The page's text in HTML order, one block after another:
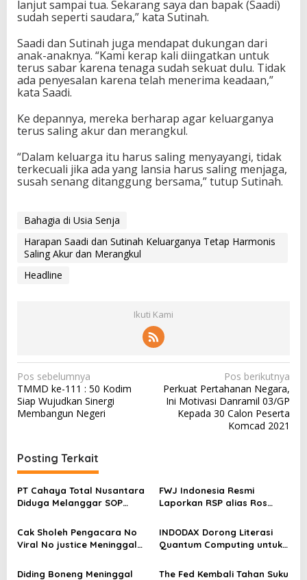
lanjut sampai tua. Sekarang saya dan bapak (Saadi)
sudah seperti saudara,” kata Sutinah.
Saadi dan Sutinah juga mendapat dukungan dari
anak-anaknya. “Kami kerap kali diingatkan untuk
terus sabar karena tenaga sudah sekuat dulu. Tidak
ada penyesalan karena telah menerima keadaan,”
kata Saadi.
Ke depannya, mereka berharap agar keluarganya
terus saling akur dan merangkul.
“Dalam keluarga itu harus saling menyayangi, tidak
terkecuali jika ada yang lansia harus saling menjaga,
susah senang ditanggung bersama,” tutup Sutinah.
Bahagia di Usia Senja
Harapan Saadi dan Sutinah Keluarganya Tetap Harmonis
Saling Akur dan Merangkul
Headline
Ikuti Kami
N
a
v
g
a
s
i
p
o
s
Pos sebelumnya
TMMD ke-111 : 50 Kodim
Siap Wujudkan Sinergi
Membangun Negeri
Pos berikutnya
Perkuat Pertahanan Negara,
Ini Motivasi Danramil 03/GP
Kepada 30 Calon Peserta
Komcad 2021
Posting Terkait
PT Cahaya Total Nusantara
Diduga Melanggar SOP
Kerja Hingga meninggal
Dunia, Kluarga Korban
Merasa Di abaikan
FWJ Indonesia Resmi
Laporkan RSP alias Ros
Cak Sholeh Pengacara No
Viral No justice Meninggal
INDODAX Dorong Literasi
Quantum Computing untuk
Blockchain
Diding Boneng Meninggal
The Fed Kembali Tahan Suku